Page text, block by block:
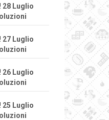
28 Luglio
27 Luglio
26 Luglio
25 Luglio